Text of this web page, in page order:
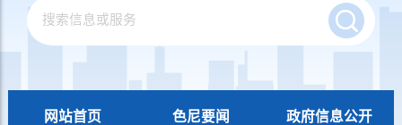
网站首页 色尼要闻 政府信息公开